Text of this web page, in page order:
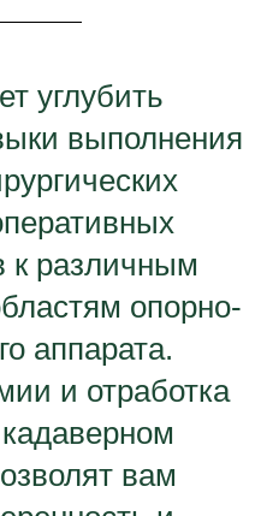
углубить
выполнения
к различным
опорно-
аппарата.
и отработка
вам